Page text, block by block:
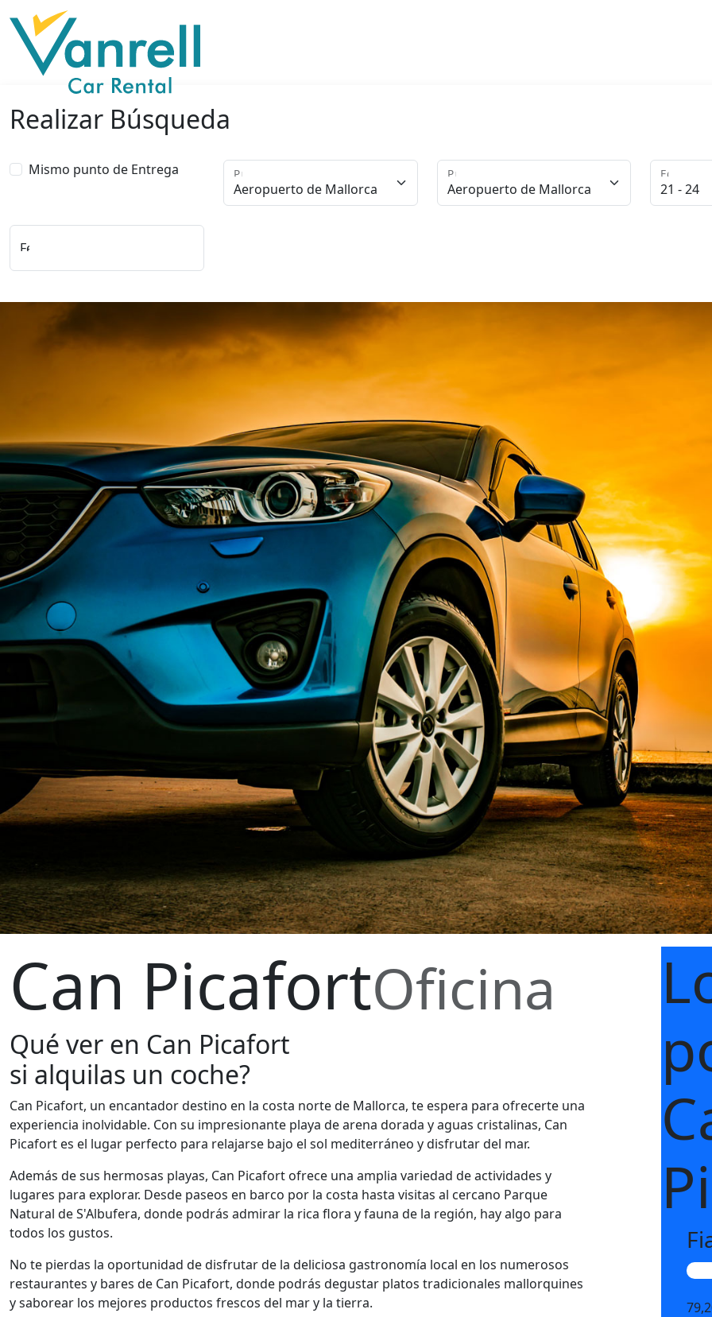
Realizar Búsqueda
Mismo punto de Entrega Punto de Recogida Punto de Entrega Edad del
Fecha y Hora de Entrega
Can PicafortOficina
Qué ver en Can Picafort
si alquilas un coche?
Can Picafort, un encantador destino en la costa norte de Mallorca, te espera para ofrecerte una
experiencia inolvidable. Con su impresionante playa de arena dorada y aguas cristalinas, Can
Picafort es el lugar perfecto para relajarse bajo el sol mediterráneo y disfrutar del mar.
Además de sus hermosas playas, Can Picafort ofrece una amplia variedad de actividades y
lugares para explorar. Desde paseos en barco por la costa hasta visitas al cercano Parque
Natural de S'Albufera, donde podrás admirar la rica flora y fauna de la región, hay algo para
todos los gustos.
No te pierdas la oportunidad de disfrutar de la deliciosa gastronomía local en los numerosos
restaurantes y bares de Can Picafort, donde podrás degustar platos tradicionales mallorquines
y saborear los mejores productos frescos del mar y la tierra.